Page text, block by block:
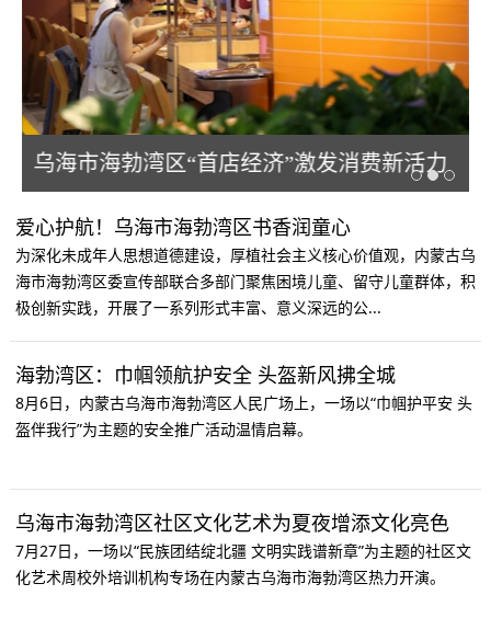
乌海市海勃湾区“首店经济”激发消费新活力
爱心护航！乌海市海勃湾区书香润童心
为深化未成年人思想道德建设，厚植社会主义核心价值观，内蒙古乌
海市海勃湾区委宣传部联合多部门聚焦困境儿童、留守儿童群体，积
极创新实践，开展了一系列形式丰富、意义深远的公...
海勃湾区：巾帼领航护安全 头盔新风拂全城
8月6日，内蒙古乌海市海勃湾区人民广场上，一场以“巾帼护平安 头
盔伴我行”为主题的安全推广活动温情启幕。
乌海市海勃湾区社区文化艺术为夏夜增添文化亮色
7月27日，一场以“民族团结绽北疆 文明实践谱新章”为主题的社区文
化艺术周校外培训机构专场在内蒙古乌海市海勃湾区热力开演。